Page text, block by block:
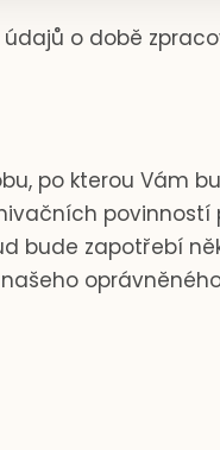
o době
po kterou Vám
bude zapotřebí